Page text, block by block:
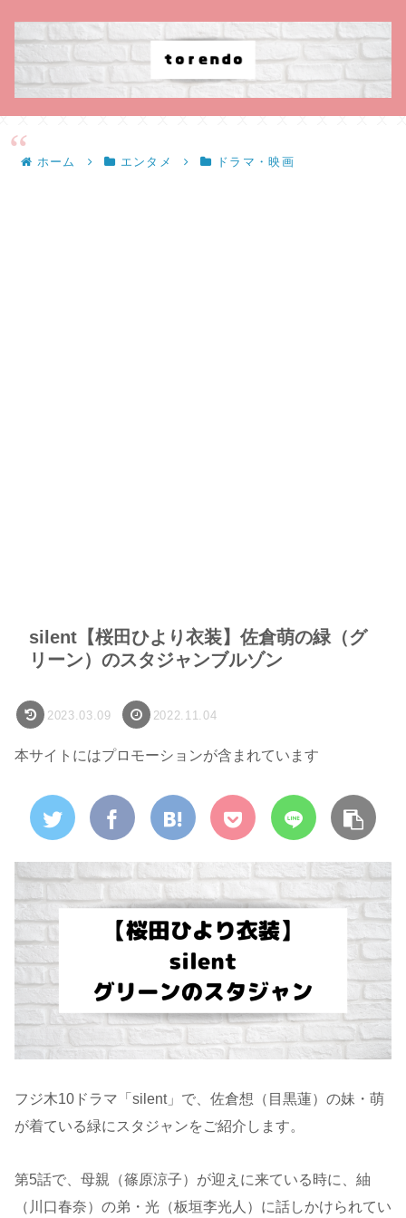
ホーム エンタメ ドラマ・映画
silent【桜田ひより衣装】佐倉萌の緑（グ
リーン）のスタジャンブルゾン
2023.03.09 2022.11.04
本サイトにはプロモーションが含まれています
フジ木10ドラマ「silent」で、佐倉想（目黒蓮）の妹・萌
が着ている緑にスタジャンをご紹介します。
第5話で、母親（篠原涼子）が迎えに来ている時に、紬
（川口春奈）の弟・光（板垣李光人）に話しかけられてい